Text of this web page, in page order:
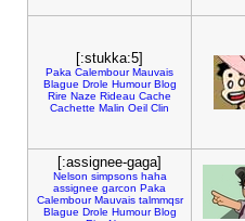
[:stukka:5]
Paka Calembour Mauvais
Blague Drole Humour Blog
Rire Naze Rideau Cache
Cachette Malin Oeil Clin
[:assignee-gaga]
Nelson simpsons haha
assignee garcon Paka
Calembour Mauvais talmmqsr
Blague Drole Humour Blog